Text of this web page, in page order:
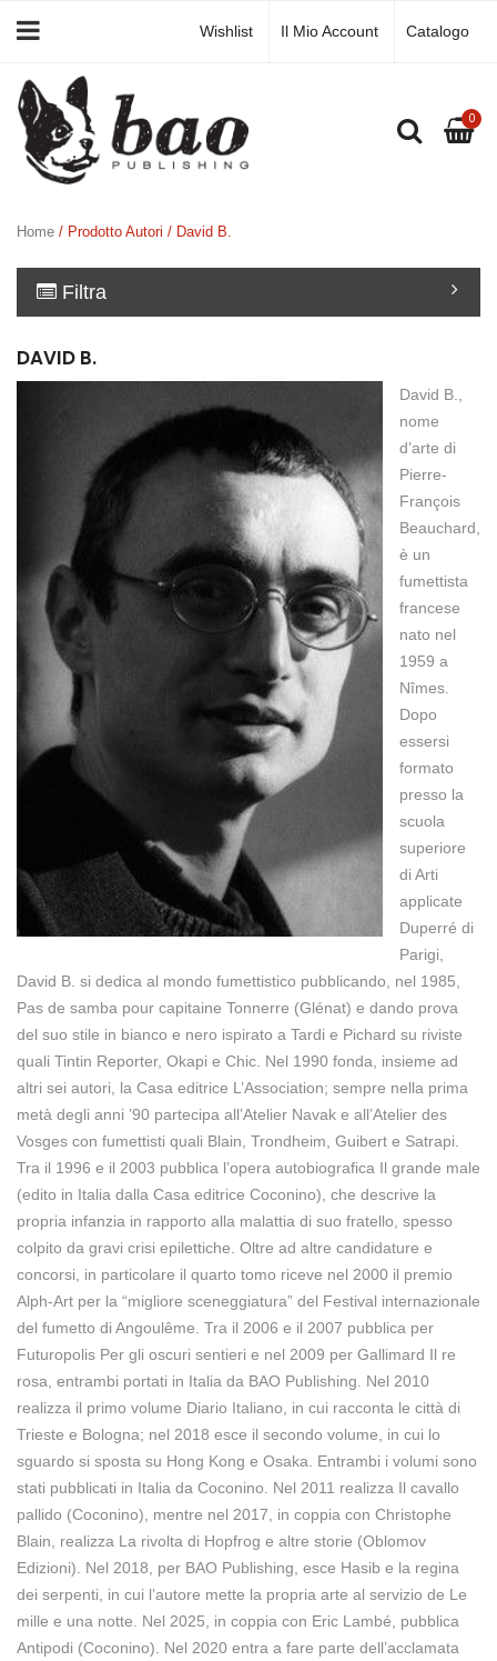
Wishlist Il Mio Account Catalogo
0
Home / Prodotto Autori / David B.
Filtra
DAVID B.
David B.,
nome
d’arte di
Pierre-
François
Beauchard,
è un
fumettista
francese
nato nel
1959 a
Nîmes.
Dopo
essersi
formato
presso la
scuola
superiore
di Arti
applicate
Duperré di
Parigi,
David B. si dedica al mondo fumettistico pubblicando, nel 1985,
Pas de samba pour capitaine Tonnerre (Glénat) e dando prova
del suo stile in bianco e nero ispirato a Tardi e Pichard su riviste
quali Tintin Reporter, Okapi e Chic. Nel 1990 fonda, insieme ad
altri sei autori, la Casa editrice L’Association; sempre nella prima
metà degli anni ’90 partecipa all’Atelier Navak e all’Atelier des
Vosges con fumettisti quali Blain, Trondheim, Guibert e Satrapi.
Tra il 1996 e il 2003 pubblica l’opera autobiografica Il grande male
(edito in Italia dalla Casa editrice Coconino), che descrive la
propria infanzia in rapporto alla malattia di suo fratello, spesso
colpito da gravi crisi epilettiche. Oltre ad altre candidature e
concorsi, in particolare il quarto tomo riceve nel 2000 il premio
Alph-Art per la “migliore sceneggiatura” del Festival internazionale
del fumetto di Angoulême. Tra il 2006 e il 2007 pubblica per
Futuropolis Per gli oscuri sentieri e nel 2009 per Gallimard Il re
rosa, entrambi portati in Italia da BAO Publishing. Nel 2010
realizza il primo volume Diario Italiano, in cui racconta le città di
Trieste e Bologna; nel 2018 esce il secondo volume, in cui lo
sguardo si sposta su Hong Kong e Osaka. Entrambi i volumi sono
stati pubblicati in Italia da Coconino. Nel 2011 realizza Il cavallo
pallido (Coconino), mentre nel 2017, in coppia con Christophe
Blain, realizza La rivolta di Hopfrog e altre storie (Oblomov
Edizioni). Nel 2018, per BAO Publishing, esce Hasib e la regina
dei serpenti, in cui l’autore mette la propria arte al servizio de Le
mille e una notte. Nel 2025, in coppia con Eric Lambé, pubblica
Antipodi (Coconino). Nel 2020 entra a fare parte dell’acclamata